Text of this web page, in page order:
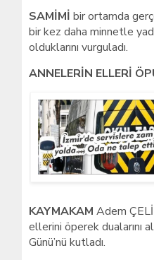
SAMİMİ bir ortamda
bir kez daha minnetle
olduklarını vurguladı.
ANNELERİN ELLERİ
KAYMAKAM Adem
ellerini öperek dualarını
Günü’nü kutladı.